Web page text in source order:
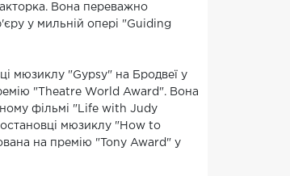
Вона переважно
у мильній опері "Guiding
мюзиклу "Gypsy" на Бродвеї у
"Theatre World Award". Вона
фільмі "Life with Judy
мюзиклу "How to
на премію "Tony Award" у